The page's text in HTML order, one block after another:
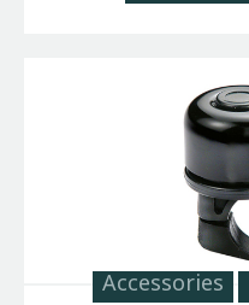
Accessories